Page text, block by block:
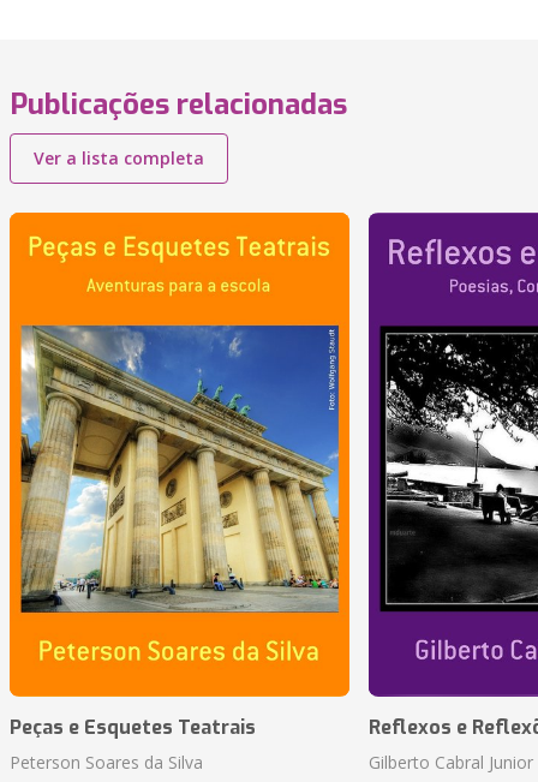
Publicações relacionadas
Ver a lista completa
Peças e Esquetes Teatrais
Peterson Soares da Silva
Reflexos e
Gilberto Cabral Junior